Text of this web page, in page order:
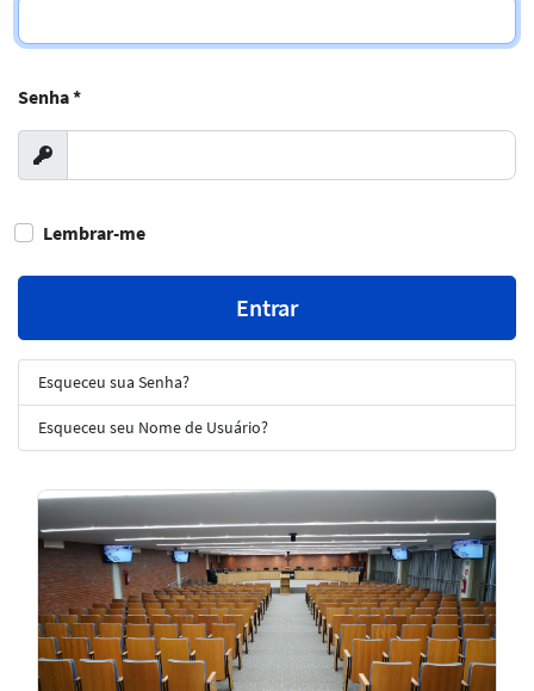
Senha*
Exibir
Lembrar-me
Entrar
Esqueceu sua Senha?
Esqueceu seu Nome de Usuário?
Notícias
em
Destaque